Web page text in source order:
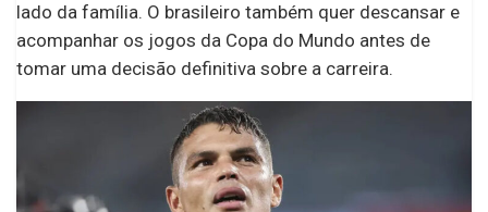
lado da família. O brasileiro também quer descansar e
acompanhar os jogos da Copa do Mundo antes de
tomar uma decisão definitiva sobre a carreira.